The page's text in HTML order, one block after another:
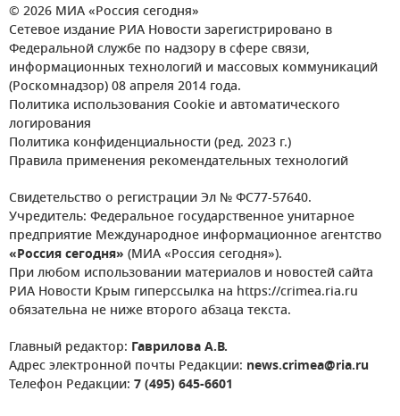
© 2026 МИА «Россия сегодня»
Сетевое издание РИА Новости зарегистрировано в
Федеральной службе по надзору в сфере связи,
информационных технологий и массовых коммуникаций
(Роскомнадзор) 08 апреля 2014 года.
Политика использования Cookie и автоматического
логирования
Политика конфиденциальности (ред. 2023 г.)
Правила применения рекомендательных технологий
Свидетельство о регистрации Эл № ФС77-57640.
Учредитель: Федеральное государственное унитарное
предприятие Международное информационное агентство
«Россия сегодня» (МИА «Россия сегодня»).
При любом использовании материалов и новостей сайта
РИА Новости Крым гиперссылка на https://crimea.ria.ru
обязательна не ниже второго абзаца текста.
Главный редактор: Гаврилова А.В.
Адрес электронной почты Редакции: news.crimea@ria.ru
Телефон Редакции: 7 (495) 645-6601